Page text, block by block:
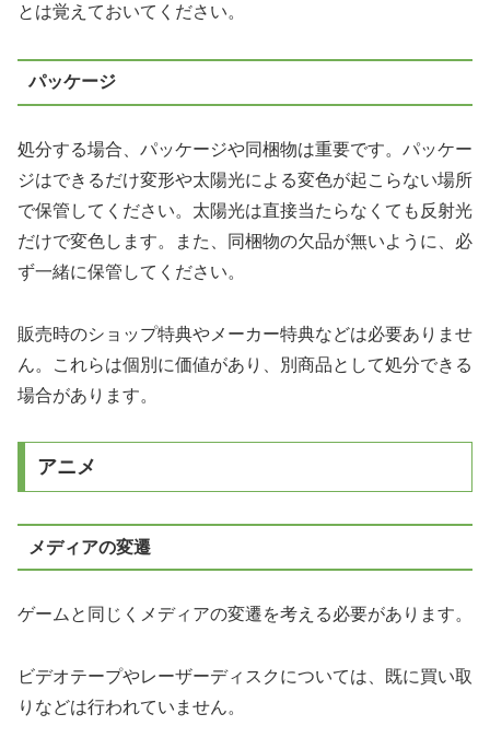
とは覚えておいてください。
パッケージ
処分する場合、パッケージや同梱物は重要です。パッケー
ジはできるだけ変形や太陽光による変色が起こらない場所
で保管してください。太陽光は直接当たらなくても反射光
だけで変色します。また、同梱物の欠品が無いように、必
ず一緒に保管してください。
販売時のショップ特典やメーカー特典などは必要ありませ
ん。これらは個別に価値があり、別商品として処分できる
場合があります。
アニメ
メディアの変遷
ゲームと同じくメディアの変遷を考える必要があります。
ビデオテープやレーザーディスクについては、既に買い取
りなどは行われていません。